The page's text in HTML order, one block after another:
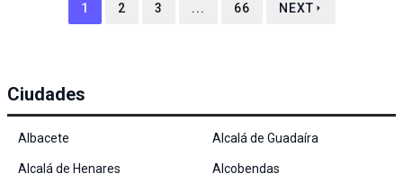
1 2 3 ... 66 NEXT
Ciudades
Albacete Alcalá de Guadaíra
Alcalá de Henares Alcobendas